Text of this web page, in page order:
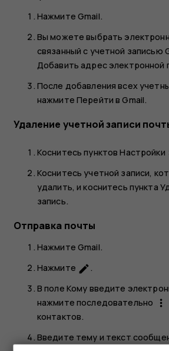
НажмитеGmail.
Вы можете выбрать
связанный с учетной записью
Добавить адрес электронной
После добавления всех
нажмитеПерейти в Gmail.
Удаление учетной записи
Коснитесь пунктовНастройки
Коснитесь учетной записи,
удалить, и коснитесь пункта
запись.
Отправка почты
НажмитеGmail.
Нажмите create.
В поле Кому введите
нажмите последовательно
more_vert
контактов.
Введите тему и текст